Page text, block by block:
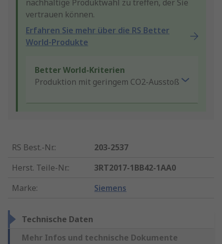
nachhaltige Produktwahl zu treffen, der Sie
vertrauen können.
Erfahren Sie mehr über die RS Better
World-Produkte
Better World-Kriterien
Produktion mit geringem CO2-Ausstoß
RS Best.-Nr.:
203-2537
Herst. Teile-Nr.:
3RT2017-1BB42-1AA0
Marke: Siemens
Technische Daten
Mehr Infos und technische Dokumente